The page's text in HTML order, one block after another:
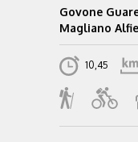
Govone
Magliano
10,45